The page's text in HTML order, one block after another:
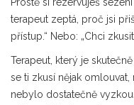
terapeut zeptá, proč jsi
přístup.“ Nebo: „Chci
Terapeut, který je
se ti zkusí nějak
nebylo dostatečně